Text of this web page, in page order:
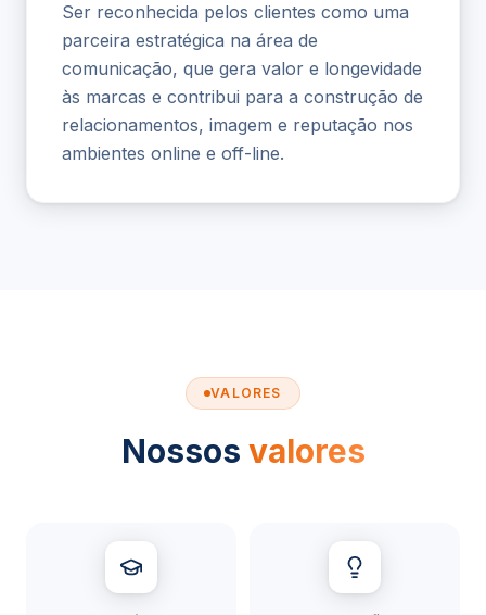
Ser reconhecida pelos clientes como uma
parceira estratégica na área de
comunicação, que gera valor e longevidade
às marcas e contribui para a construção de
relacionamentos, imagem e reputação nos
ambientes online e off-line.
VALORES
Nossos valores